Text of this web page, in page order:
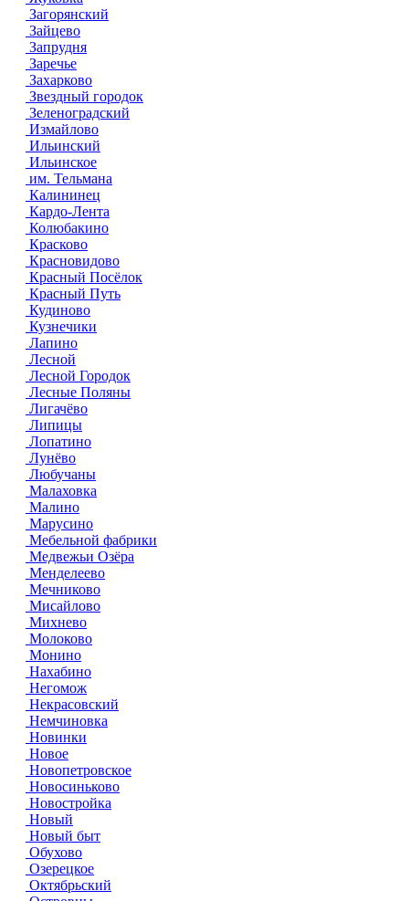
Загорянский
Зайцево
Запрудня
Заречье
Захарково
Звездный городок
Зеленоградский
Измайлово
Ильинский
Ильинское
им. Тельмана
Калининец
Кардо-Лента
Колюбакино
Красково
Красновидово
Красный Посёлок
Красный Путь
Кудиново
Кузнечики
Лапино
Лесной
Лесной Городок
Лесные Поляны
Лигачёво
Липицы
Лопатино
Лунёво
Любучаны
Малаховка
Малино
Марусино
Мебельной фабрики
Медвежьи Озёра
Менделеево
Мечниково
Мисайлово
Михнево
Молоково
Монино
Нахабино
Негомож
Некрасовский
Немчиновка
Новинки
Новое
Новопетровское
Новосиньково
Новостройка
Новый
Новый быт
Обухово
Озерецкое
Октябрьский